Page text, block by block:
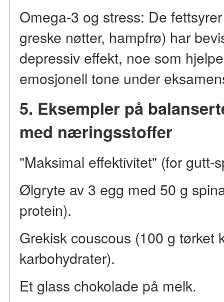
Omega-3 og stress: De
greske nøtter, hampfrø) har
depressiv effekt, noe som
emosjonell tone under
5. Eksempler på
med næringsstoffer
"Maksimal effektivitet" (for gutt-
Ølgryte av 3 egg med 50 g
protein).
Grekisk couscous (100 g tørket
karbohydrater).
Et glass chokolade på melk.